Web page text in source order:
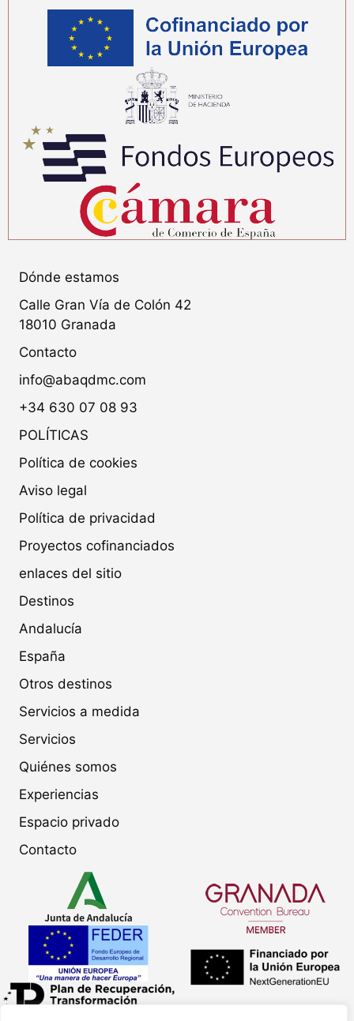
Dónde estamos
Calle Gran Vía de Colón 42
18010 Granada
Contacto
info@abaqdmc.com
+34 630 07 08 93
POLÍTICAS
Política de cookies
Aviso legal
Política de privacidad
Proyectos cofinanciados
enlaces del sitio
Destinos
Andalucía
España
Otros destinos
Servicios a medida
Servicios
Quiénes somos
Experiencias
Espacio privado
Contacto